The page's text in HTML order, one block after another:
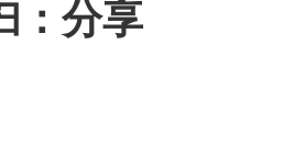
：分享